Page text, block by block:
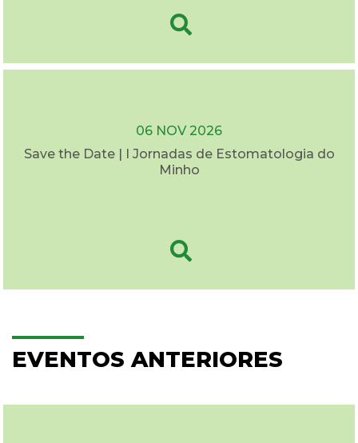
06 NOV 2026
Save the Date | I Jornadas de Estomatologia do
Minho
EVENTOS ANTERIORES